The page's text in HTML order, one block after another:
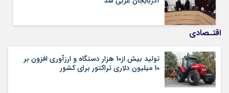
آپارات
رمز عبور
اقتـصادی
تولید بیش از10 هزار دستگاه و ارزآوری افزون بر
10 میلیون دلاری تراکتور برای کشور